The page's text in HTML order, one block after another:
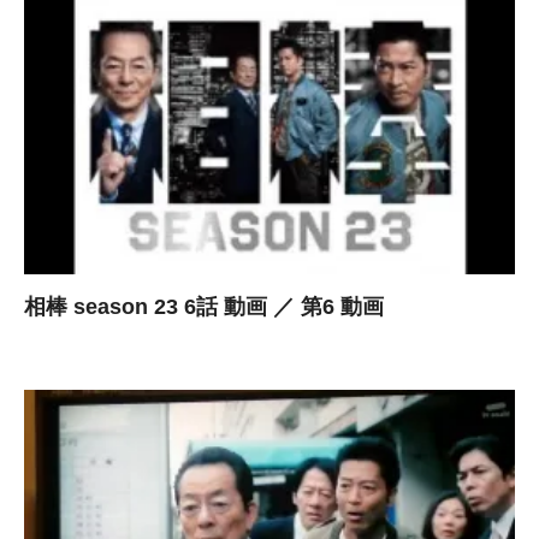
相棒 season 23 6話 動画 ／ 第6 動画